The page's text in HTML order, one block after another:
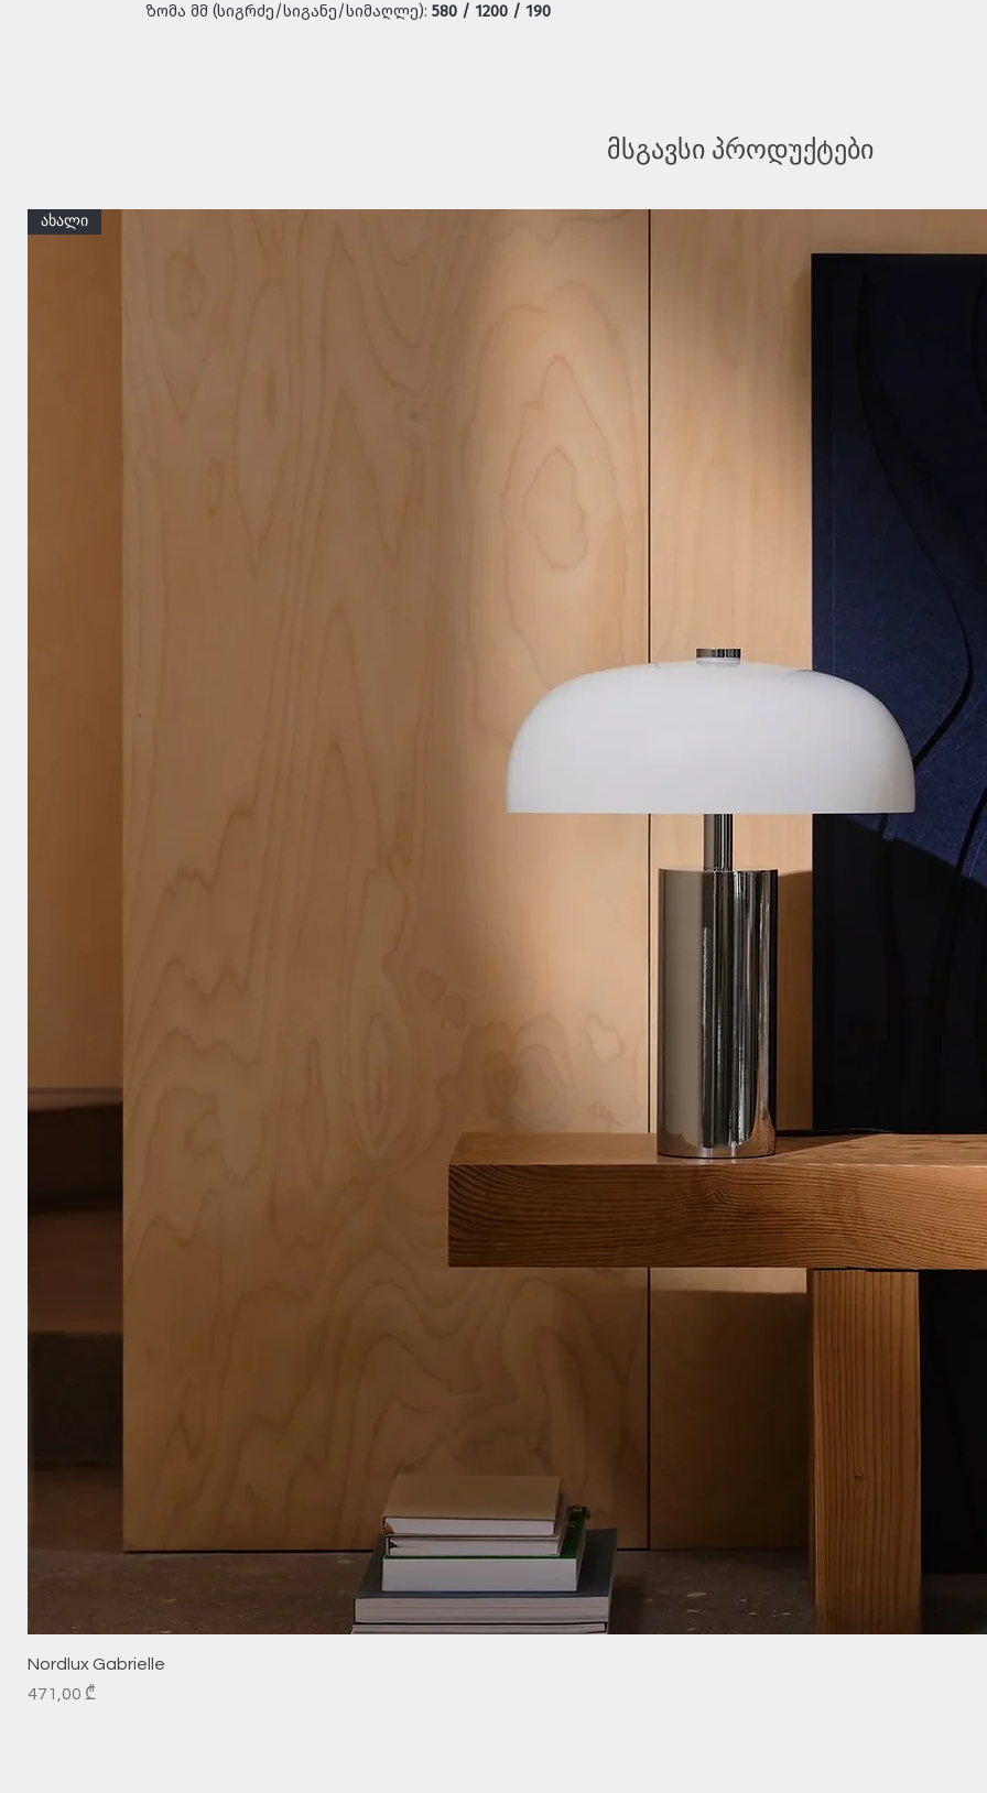
ზომა მმ (სიგრძე/სიგანე/სიმაღლე): 580 / 1200 / 190
მსგავსი პროდუქტები
ახალი
Nordlux Gabrielle
Price
471,00 ₾